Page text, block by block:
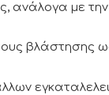
με την
βλάστησης